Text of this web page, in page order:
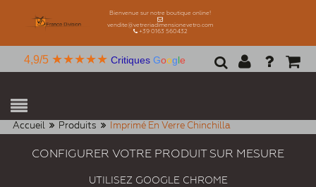
Bienvenue sur notre boutique online!
vendite@vetreriadimensionevetro.com
+39 0163 560432
4,9/5 ★★★★★ Critiques Google
Accueil Produits Imprimé En Verre Chinchilla
CONFIGURER VOTRE PRODUIT SUR MESURE
UTILISEZ GOOGLE CHROME